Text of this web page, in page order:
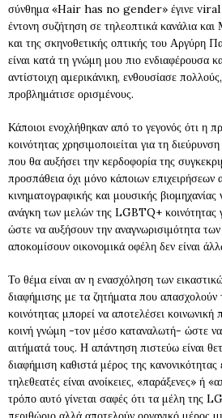
σύνθημα «Hair has no gender» έγινε viral
έντονη συζήτηση σε τηλεοπτικά κανάλια
και της σκηνοθετικής οπτικής του Αργύρη
είναι κατά τη γνώμη μου πιο ενδιαφέρουσα
αντίστοιχη αμερικάνικη, ενθουσίασε
προβλημάτισε ορισμένους.
Κάποιοι ενοχλήθηκαν από το γεγονός ότι η
κοινότητας χρησιμοποιείται για τη
που θα αυξήσει την κερδοφορία της
προσπάθεια όχι μόνο κάποιων επιχειρήσεων
κινηματογραφικής και μουσικής
ανάγκη των μελών της LGBTQ+ κοινότητας
ώστε να αυξήσουν την αναγνωρισιμότητα
αποκομίσουν οικονομικά οφέλη δεν είναι
Το θέμα είναι αν η ενασχόληση των
διαφήμισης με τα ζητήματα που
κοινότητας μπορεί να αποτελέσει
κοινή γνώμη -τον μέσο καταναλωτή- ώστε να
αιτήματά τους. Η απάντηση πιστεύω είναι
διαφήμιση καθιστά μέρος της κανονικότητας
τηλεθεατές είναι ανοίκειες, «παράξενες» ή
τρόπο αυτό γίνεται σαφές ότι τα μέλη της